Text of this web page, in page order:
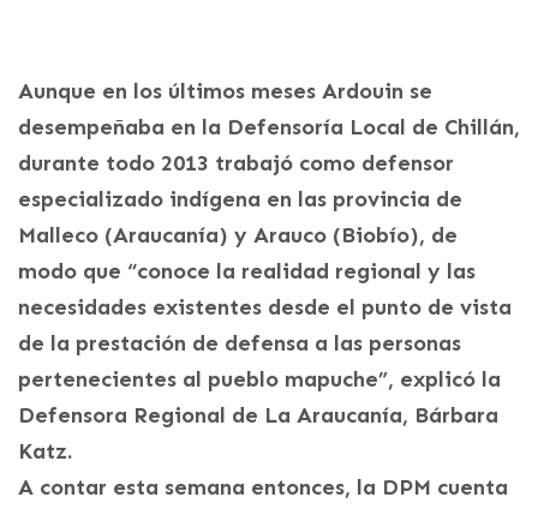
Aunque en los últimos meses Ardouin se
desempeñaba en la Defensoría Local de Chillán,
durante todo 2013 trabajó como defensor
especializado indígena en las provincia de
Malleco (Araucanía) y Arauco (Biobío), de
modo que “conoce la realidad regional y las
necesidades existentes desde el punto de vista
de la prestación de defensa a las personas
pertenecientes al pueblo mapuche”, explicó la
Defensora Regional de La Araucanía, Bárbara
Katz.
A contar esta semana entonces, la DPM cuenta